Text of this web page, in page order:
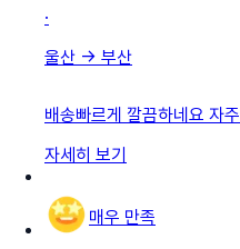
·
울산 → 부산
배송빠르게 깔끔하네요 자
자세히 보기
매우 만족